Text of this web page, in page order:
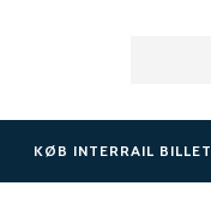
KØB INTERRAIL BILLET